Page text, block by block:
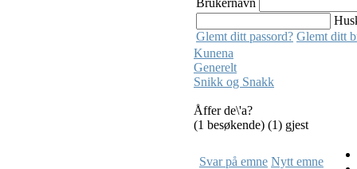
Brukernavn
Glemt ditt passord? Glemt ditt
Kunena
Generelt
Snikk og Snakk
Åffer de\'a?
(1 besøkende) (1) gjest
Svar på emne Nytt emne